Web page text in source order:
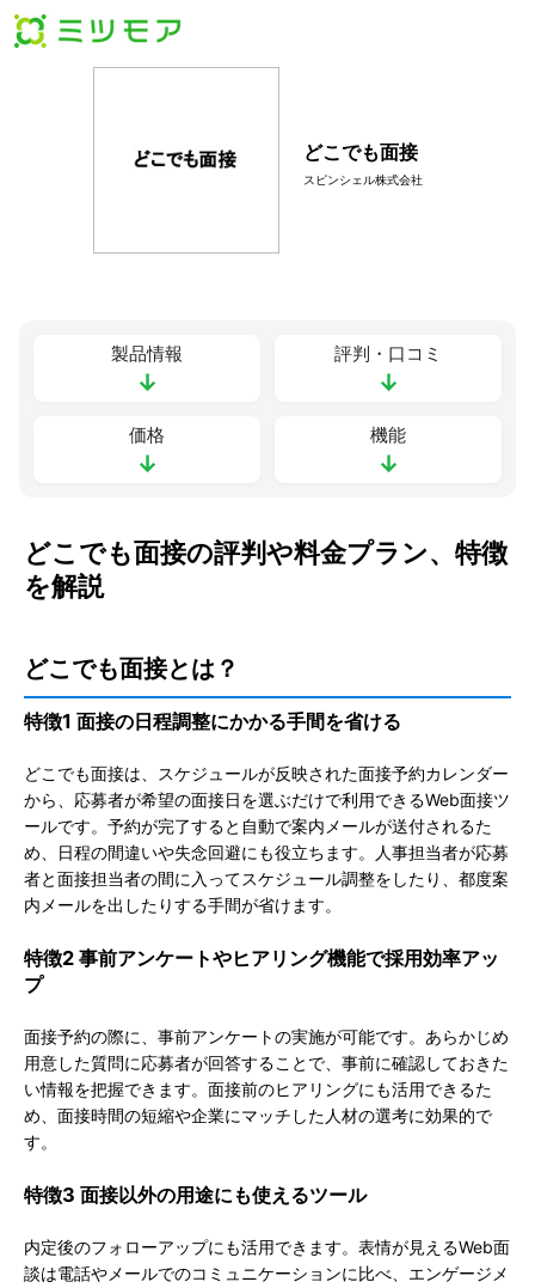
どこでも面接
スピンシェル株式会社
製品情報
↓
評判・口コミ
↓
価格
↓
機能
↓
どこでも面接の評判や料金プラン、特徴
を解説
どこでも面接とは？
特徴1 面接の日程調整にかかる手間を省ける
どこでも面接は、スケジュールが反映された面接予約カレンダー
から、応募者が希望の面接日を選ぶだけで利用できるWeb面接ツ
ールです。予約が完了すると自動で案内メールが送付されるた
め、日程の間違いや失念回避にも役立ちます。
人事担当者が応募
者と面接担当者の間に入ってスケジュール調整をしたり、都度案
内メールを出したりする手間が省けます。
特徴2 事前アンケートやヒアリング機能で採用効率アッ
プ
面接予約の際に、事前アンケートの実施が可能です。あらかじめ
用意した質問に応募者が回答することで、事前に確認しておきた
い情報を把握できます。 面接前のヒアリングにも活用できるた
め、面接時間の短縮や企業にマッチした人材の選考に効果的で
す。
特徴3 面接以外の用途にも使えるツール
内定後のフォローアップにも活用できます。表情が見えるWeb面
談は電話やメールでのコミュニケーションに比べ、エンゲージメ